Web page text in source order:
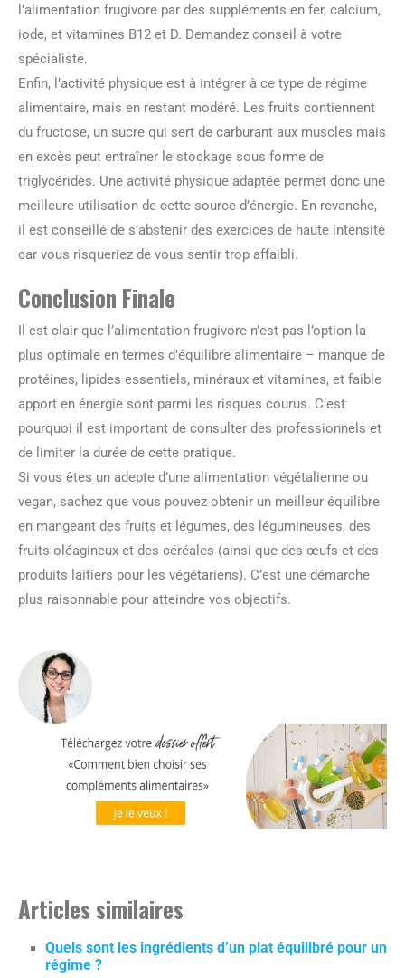
l’alimentation frugivore par des suppléments en fer, calcium,
iode, et vitamines B12 et D. Demandez conseil à votre
spécialiste.
Enfin, l’activité physique est à intégrer à ce type de régime
alimentaire, mais en restant modéré. Les fruits contiennent
du fructose, un sucre qui sert de carburant aux muscles mais
en excès peut entraîner le stockage sous forme de
triglycérides. Une activité physique adaptée permet donc une
meilleure utilisation de cette source d’énergie. En revanche,
il est conseillé de s’abstenir des exercices de haute intensité
car vous risqueriez de vous sentir trop affaibli.
Conclusion Finale
Il est clair que l’alimentation frugivore n’est pas l’option la
plus optimale en termes d’équilibre alimentaire – manque de
protéines, lipides essentiels, minéraux et vitamines, et faible
apport en énergie sont parmi les risques courus. C’est
pourquoi il est important de consulter des professionnels et
de limiter la durée de cette pratique.
Si vous êtes un adepte d’une alimentation végétalienne ou
vegan, sachez que vous pouvez obtenir un meilleur équilibre
en mangeant des fruits et légumes, des légumineuses, des
fruits oléagineux et des céréales (ainsi que des œufs et des
produits laitiers pour les végétariens). C’est une démarche
plus raisonnable pour atteindre vos objectifs.
Articles similaires
Quels sont les ingrédients d’un plat équilibré pour un
régime ?